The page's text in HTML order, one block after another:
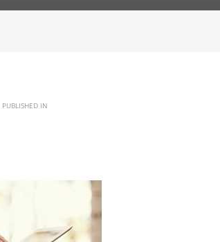
PUBLISHED IN